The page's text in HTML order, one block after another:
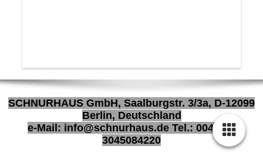
SCHNURHAUS GmbH, Saalburgstr. 3/3a, D-12099
Berlin, Deutschland
e-Mail: info@schnurhaus.de Tel.: 0049 (0)
3045084220